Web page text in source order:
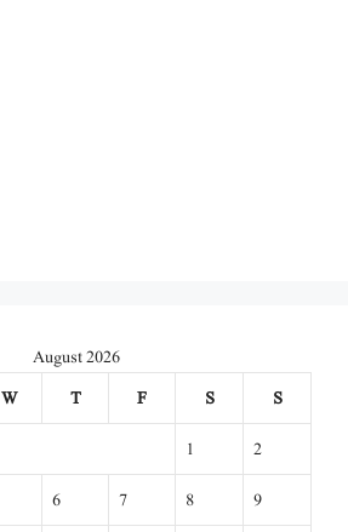
August 2026
W T F S
S
1
2
6 7 8
9